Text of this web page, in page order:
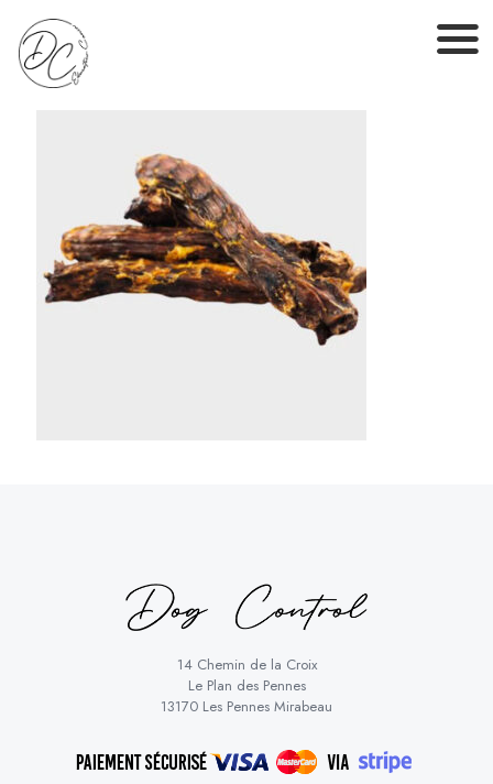
14 Chemin de la Croix
Le Plan des Pennes
13170 Les Pennes Mirabeau